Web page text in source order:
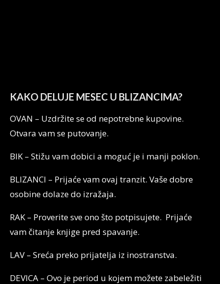
KAKO DELUJE MESEC U BLIZANCIMA?
OVAN – Uzdržite se od nepotrebne kupovine.
Otvara vam se putovanje.
BIK – Stižu vam dobici a moguć je i manji poklon.
BLIZANCI – Prijaće vam ovaj tranzit. Vaše dobre
osobine dolaze do izražaja.
RAK – Proverite sve ono što potpisujete. Prijaće
vam čitanje knjige pred spavanje.
LAV – Sreća preko prijatelja iz inostranstva.
DEVICA – Ovo je period u kojem možete zabeležiti